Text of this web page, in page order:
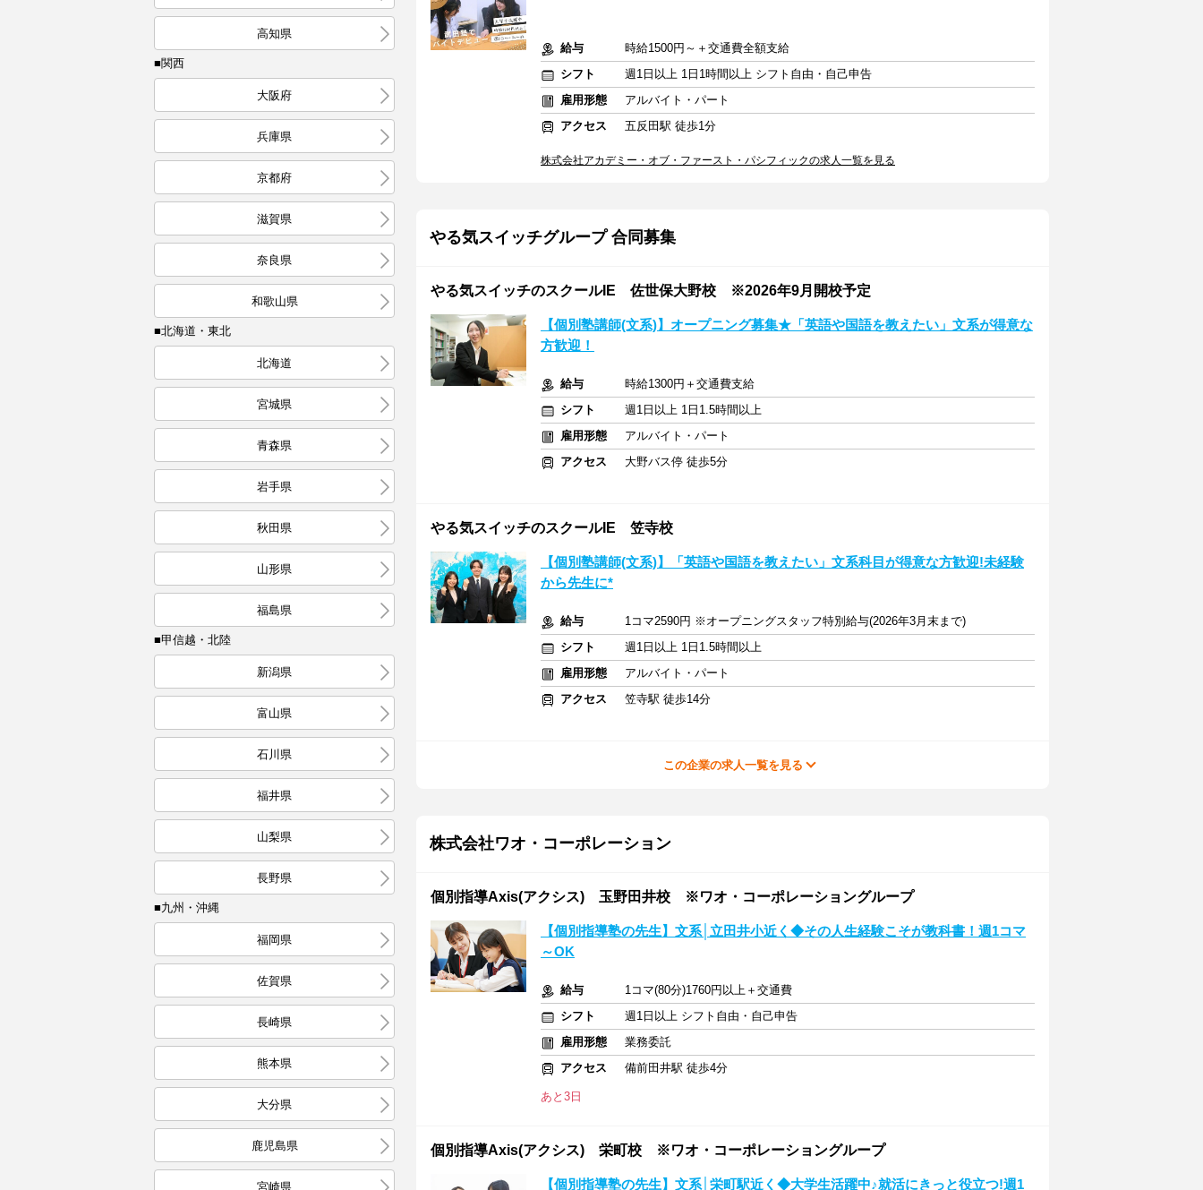
高知県
■関西
大阪府
兵庫県
京都府
滋賀県
奈良県
和歌山県
■北海道・東北
北海道
宮城県
青森県
岩手県
秋田県
山形県
福島県
■甲信越・北陸
新潟県
富山県
石川県
福井県
山梨県
長野県
■九州・沖縄
福岡県
佐賀県
長崎県
熊本県
大分県
鹿児島県
宮崎県
給与
時給1500円～＋交通費全額支給
シフト
週1日以上 1日1時間以上 シフト自由・自己申告
雇用形態
アルバイト・パート
アクセス
五反田駅 徒歩1分
株式会社アカデミー・オブ・ファースト・パシフィックの求人一覧を見る
やる気スイッチグループ 合同募集
やる気スイッチのスクールIE 佐世保大野校 ※2026年9月開校予定
【個別塾講師(文系)】オープニング募集★「英語や国語を教えたい」文系が得意な
方歓迎！
給与
時給1300円＋交通費支給
シフト
週1日以上 1日1.5時間以上
雇用形態
アルバイト・パート
アクセス
大野バス停 徒歩5分
やる気スイッチのスクールIE 笠寺校
【個別塾講師(文系)】「英語や国語を教えたい」文系科目が得意な方歓迎!未経験
から先生に*
給与
1コマ2590円 ※オープニングスタッフ特別給与(2026年3月末まで)
シフト
週1日以上 1日1.5時間以上
雇用形態
アルバイト・パート
アクセス
笠寺駅 徒歩14分
この企業の求人一覧を見る
株式会社ワオ・コーポレーション
個別指導Axis(アクシス) 玉野田井校 ※ワオ・コーポレーショングループ
【個別指導塾の先生】文系│立田井小近く◆その人生経験こそが教科書！週1コマ
～OK
給与
1コマ(80分)1760円以上＋交通費
シフト
週1日以上 シフト自由・自己申告
雇用形態
業務委託
アクセス
備前田井駅 徒歩4分
あと3日
個別指導Axis(アクシス) 栄町校 ※ワオ・コーポレーショングループ
【個別指導塾の先生】文系│栄町駅近く◆大学生活躍中♪就活にきっと役立つ!週1